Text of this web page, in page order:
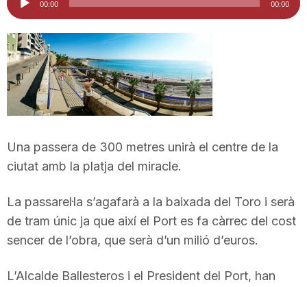
t
a
t
T
d'àudio
00:00 00:00
Una passera de 300 metres unirà el centre de la
ciutat amb la platja del miracle.
La passarel·la s’agafarà a la baixada del Toro i serà
de tram únic ja que així el Port es fa càrrec del cost
sencer de l’obra, que serà d’un milió d’euros.
L’Alcalde Ballesteros i el President del Port, han